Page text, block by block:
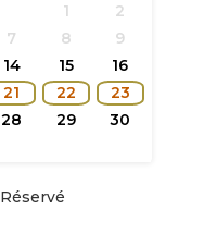
1
2
7 8
9
14 15
16
·
21 ·
22 ·
23
28 29
30
Réservé